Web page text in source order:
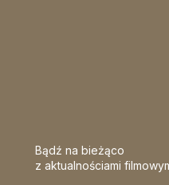
Bądź na bieżąco
z aktualnościami